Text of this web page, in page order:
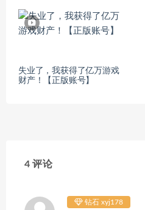
失业了，我获得了亿万游戏
财产！【正版账号】
4 评论
钻石 xyj178